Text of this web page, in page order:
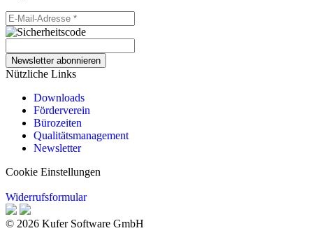
Newsletter abonnieren
Nützliche Links
Downloads
Förderverein
Bürozeiten
Qualitätsmanagement
Newsletter
Cookie Einstellungen
Widerrufsformular
© 2026 Kufer Software GmbH